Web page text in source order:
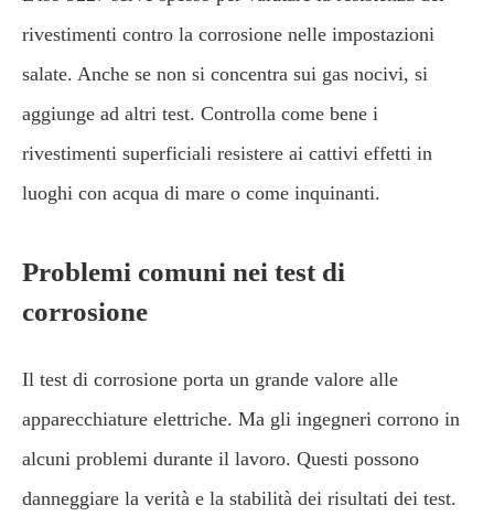
rivestimenti contro la corrosione nelle impostazioni
salate. Anche se non si concentra sui gas nocivi, si
aggiunge ad altri test. Controlla come bene i
rivestimenti superficiali resistere ai cattivi effetti in
luoghi con acqua di mare o come inquinanti.
Problemi comuni nei test di
corrosione
Il test di corrosione porta un grande valore alle
apparecchiature elettriche. Ma gli ingegneri corrono in
alcuni problemi durante il lavoro. Questi possono
danneggiare la verità e la stabilità dei risultati dei test.